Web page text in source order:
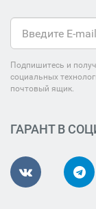
Подпишитесь и
социальных
почтовый ящик.
ГАРАНТ В